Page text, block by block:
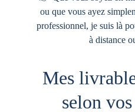
ou que vous ayez
professionnel, je suis là
à distance
Mes
selon